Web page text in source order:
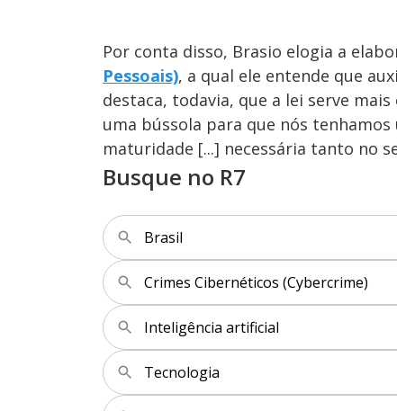
Por conta disso, Brasio elogia a
Pessoais), a qual ele entende que
destaca, todavia, que a lei serve
uma bússola para que nós
maturidade [...] necessária tanto no
Busque no R7
Brasil
Crimes Cibernéticos (Cybercrime)
Inteligência artificial
Tecnologia